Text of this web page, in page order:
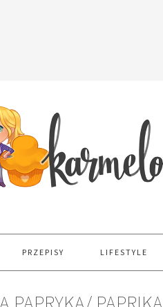
PRZEPISY LIFESTYLE